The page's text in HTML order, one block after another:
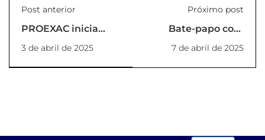
Post anterior
PROEXAC inicia
atividades de bem-
Batalhão de Polícia
3 de abril de 2025
Próximo post
Bate-papo com
Engenheiro do ONS
7 de abril de 2025